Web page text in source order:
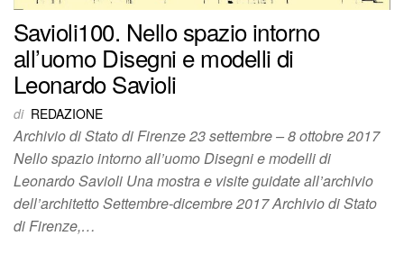
Savioli100. Nello spazio intorno
all’uomo Disegni e modelli di
Leonardo Savioli
di REDAZIONE
Archivio di Stato di Firenze 23 settembre – 8 ottobre 2017
Nello spazio intorno all’uomo Disegni e modelli di
Leonardo Savioli Una mostra e visite guidate all’archivio
dell’architetto Settembre-dicembre 2017 Archivio di Stato
di Firenze,…